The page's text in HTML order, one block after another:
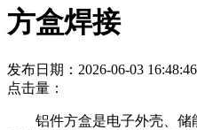
方盒焊接
发布日期：2026-06-03 16:48:46
点击量：
铝件方盒是电子外壳、储